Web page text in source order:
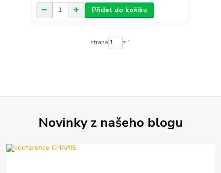
Přidat do košíku
strana z 1
Novinky z našeho blogu